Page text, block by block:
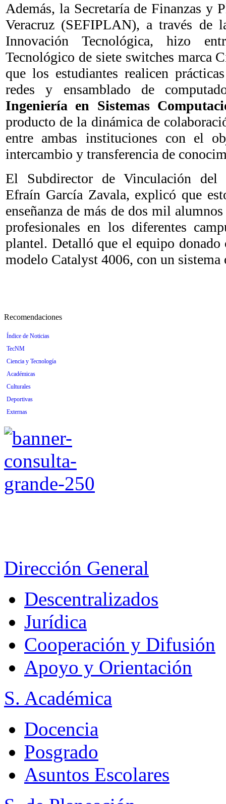
Además, la Secretaría de Finanzas y
Veracruz (SEFIPLAN), a través de
Innovación Tecnológica, hizo
Tecnológico de siete switches marca
que los estudiantes realicen
redes y ensamblado de
Ingeniería en Sistemas
producto de la dinámica de
entre ambas instituciones con el
intercambio y transferencia de
El Subdirector de Vinculación del
Efraín García Zavala, explicó que
enseñanza de más de dos mil
profesionales en los diferentes
plantel. Detalló que el equipo donado
modelo Catalyst 4006, con un
Recomendaciones
Índice de Noticias
TecNM
Ciencia y Tecnología
Académicas
Culturales
Deportivas
Externas
Dirección General
Descentralizados
Jurídica
Cooperación y Difusión
Apoyo y Orientación
S. Académica
Docencia
Posgrado
Asuntos Escolares